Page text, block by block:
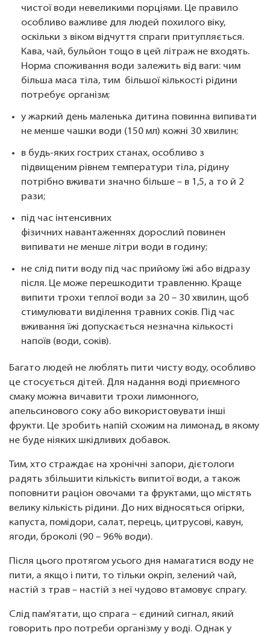
чистої води невеликими порціями. Це правило
особливо важливе для людей похилого віку,
оскільки з віком відчуття спраги притупляється.
Кава, чай, бульйон тощо в цей літраж не входять.
Норма споживання води залежить від ваги: ​​чим
більша маса тіла, тим більшої кількості рідини
потребує організм;
у жаркий день маленька дитина повинна випивати
не менше чашки води (150 мл) кожні 30 хвилин;
в будь-яких гострих станах, особливо з
підвищеним рівнем температури тіла, рідину
потрібно вживати значно більше – в 1,5, а то й 2
рази;
під час інтенсивних
фізичних навантаженнях дорослий повинен
випивати не менше літри води в годину;
не слід пити воду під час прийому їжі або відразу
після. Це може перешкодити травленню. Краще
випити трохи теплої води за 20 – 30 хвилин, щоб
стимулювати виділення травних соків. Під час
вживання їжі допускається незначна кількості
напоїв (води, соків).
Багато людей не люблять пити чисту воду, особливо
це стосується дітей. Для надання воді приємного
смаку можна вичавити трохи лимонного,
апельсинового соку або використовувати інші
фрукти. Це зробить напій схожим на лимонад, в якому
не буде ніяких шкідливих добавок.
Тим, хто страждає на хронічні запори, дієтологи
радять збільшити кількість випитої води, а також
поповнити раціон овочами та фруктами, що містять
велику кількість рідини. До них відносяться огірки,
капуста, помідори, салат, перець, цитрусові, кавун,
ягоди, броколі (90 – 96% води).
Після цього протягом усього дня намагатися воду не
пити, а якщо і пити, то тільки окріп, зелений чай,
настій з трав – настій з неї чудово втамовує спрагу.
Слід пам'ятати, що спрага – єдиний сигнал, який
говорить про потреби організму у воді. Однак у